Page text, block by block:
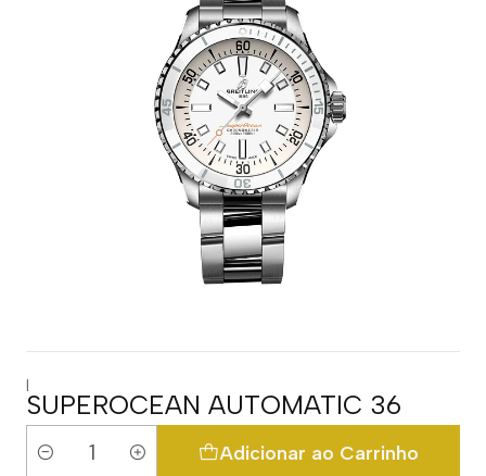
|
SUPEROCEAN AUTOMATIC 36
Quantidade
Adicionar ao Carrinho